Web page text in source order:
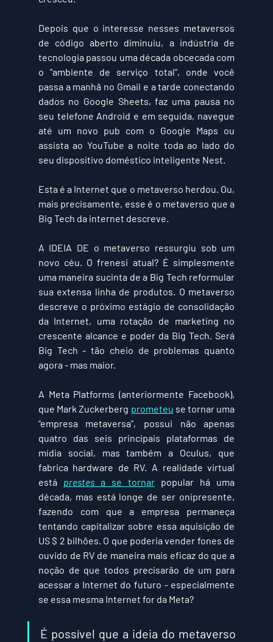
Depois que o interesse nesses metaversos
de código aberto diminuiu, a indústria de
tecnologia passou uma década obcecada com
o "ambiente de serviço total", onde você
passa a manhã no Gmail e a tarde conectando
dados no Google Sheets, faz uma pausa no
seu telefone Android e em seguida, navegue
até um novo pub com o Google Maps ou
assista ao YouTube a noite toda ao lado do
seu dispositivo doméstico inteligente Nest.
Esta é a Internet que o metaverso herdou. Ou,
mais precisamente, esse é o metaverso que a
Big Tech da internet descreve.
A IDEIA DE o metaverso ressurgiu sob um
novo céu. O frenesi atual? É simplesmente
uma maneira sucinta de a Big Tech reformular
sua extensa linha de produtos. O metaverso
descreve o próximo estágio de consolidação
da Internet, uma rotação de marketing no
crescente alcance e poder da Big Tech. Será
Big Tech - tão cheio de problemas quanto
agora - mas maior.
A Meta Platforms (anteriormente Facebook),
que Mark Zuckerberg prometeu se tornar uma
“empresa metaversa”, possui não apenas
quatro das seis principais plataformas de
mídia social, mas também a Oculus, que
fabrica hardware de RV. A realidade virtual
está prestes a se tornar popular há uma
década, mas está longe de ser onipresente,
fazendo com que a empresa permaneça
tentando capitalizar sobre essa aquisição de
US $ 2 bilhões. O que poderia vender fones de
ouvido de RV de maneira mais eficaz do que a
noção de que todos precisarão de um para
acessar a Internet do futuro - especialmente
se essa mesma Internet for da Meta?
É possível que a ideia do metaverso